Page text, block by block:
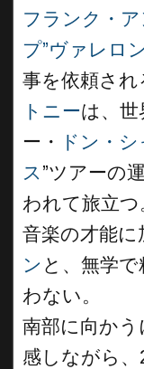
フランク・
プ”ヴァレロ
事を依頼され
トニーは、
ー・
ドン・
ス ”ツアーの
われて旅立つ
音楽の才能に
ン と、無学で
わない。
南部に向か
感しながら